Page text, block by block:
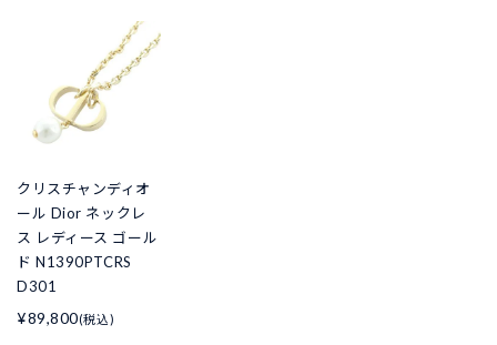
クリスチャンディオ
ール Dior ネックレ
ス レディース ゴール
ド N1390PTCRS
D301
¥89,800(税込)